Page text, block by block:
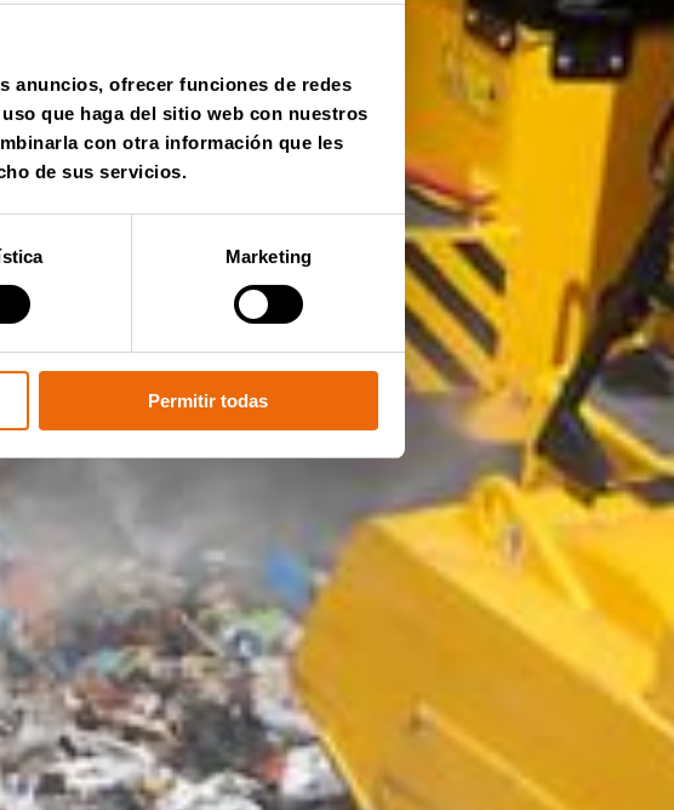
anuncios, ofrecer funciones de redes
que haga del sitio web con nuestros
con otra información que les
de sus servicios.
Marketing
Permitir todas